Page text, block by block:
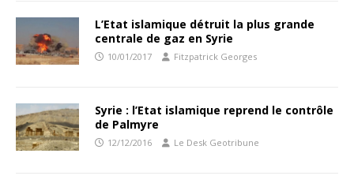
L’Etat islamique détruit la plus grande
centrale de gaz en Syrie
10/01/2017 Fitzpatrick Georges
Syrie : l’Etat islamique reprend le contrôle
de Palmyre
12/12/2016 Le Desk Geotribune